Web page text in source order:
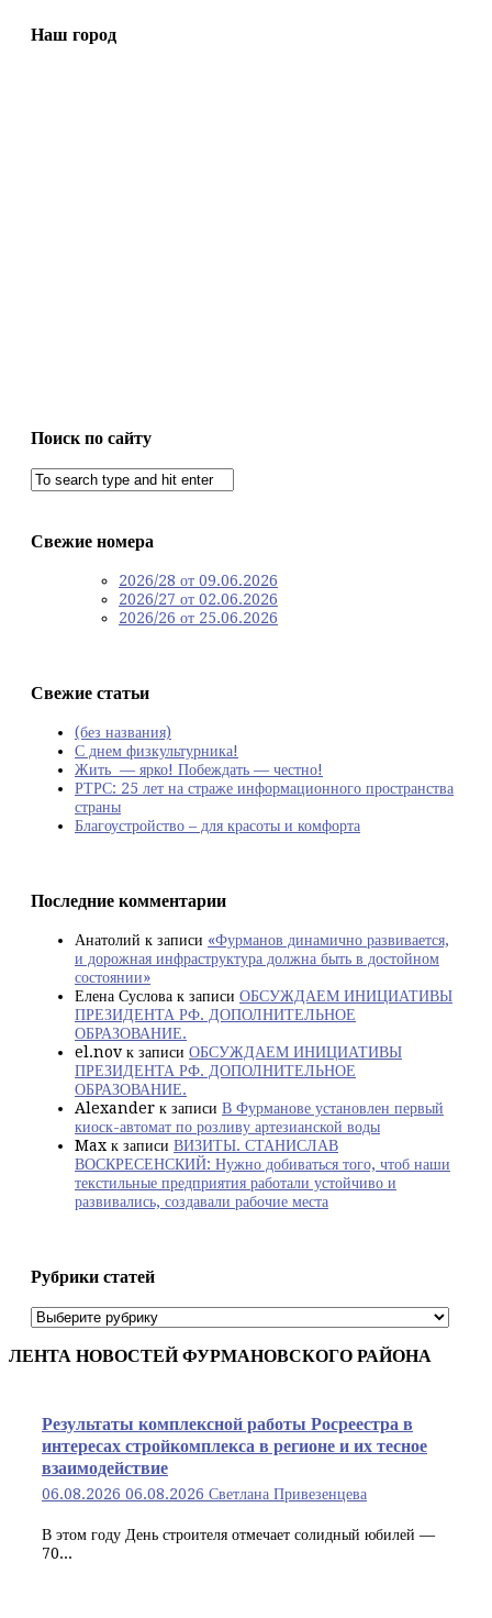
Наш город
Поиск по сайту
Свежие номера
2026/28 от 09.06.2026
2026/27 от 02.06.2026
2026/26 от 25.06.2026
Свежие статьи
(без названия)
С днем физкультурника!
Жить — ярко! Побеждать — честно!
РТРС: 25 лет на страже информационного пространства
страны
Благоустройство – для красоты и комфорта
Последние комментарии
Анатолий к записи «Фурманов динамично развивается,
и дорожная инфраструктура должна быть в достойном
состоянии»
Елена Суслова к записи ОБСУЖДАЕМ ИНИЦИАТИВЫ
ПРЕЗИДЕНТА РФ. ДОПОЛНИТЕЛЬНОЕ
ОБРАЗОВАНИЕ.
el.nov к записи ОБСУЖДАЕМ ИНИЦИАТИВЫ
ПРЕЗИДЕНТА РФ. ДОПОЛНИТЕЛЬНОЕ
ОБРАЗОВАНИЕ.
Alexander к записи В Фурманове установлен первый
киоск-автомат по розливу артезианской воды
Max к записи ВИЗИТЫ. СТАНИСЛАВ
ВОСКРЕСЕНСКИЙ: Нужно добиваться того, чтоб наши
текстильные предприятия работали устойчиво и
развивались, создавали рабочие места
Рубрики статей
Рубрики
статей
ЛЕНТА НОВОСТЕЙ ФУРМАНОВСКОГО РАЙОНА
Результаты комплексной работы Росреестра в
интересах стройкомплекса в регионе и их тесное
взаимодействие
06.08.2026 06.08.2026 Светлана Привезенцева
В этом году День строителя отмечает солидный юбилей —
70...